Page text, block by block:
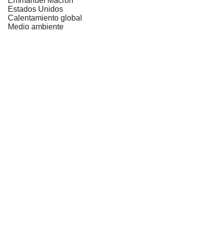
Estados Unidos
Calentamiento global
Medio ambiente